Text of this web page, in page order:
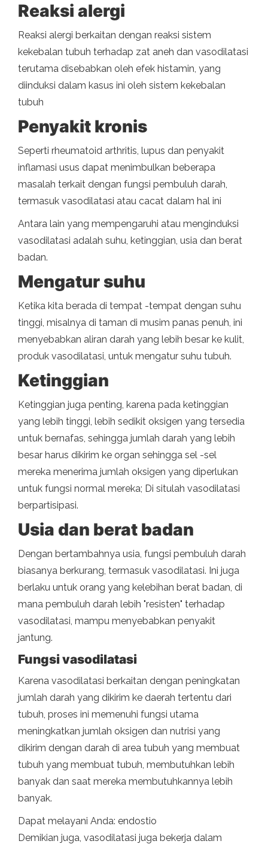
Reaksi alergi
Reaksi alergi berkaitan dengan reaksi sistem
kekebalan tubuh terhadap zat aneh dan vasodilatasi
terutama disebabkan oleh efek histamin, yang
diinduksi dalam kasus ini oleh sistem kekebalan
tubuh
Penyakit kronis
Seperti rheumatoid arthritis, lupus dan penyakit
inflamasi usus dapat menimbulkan beberapa
masalah terkait dengan fungsi pembuluh darah,
termasuk vasodilatasi atau cacat dalam hal ini
Antara lain yang mempengaruhi atau menginduksi
vasodilatasi adalah suhu, ketinggian, usia dan berat
badan.
Mengatur suhu
Ketika kita berada di tempat -tempat dengan suhu
tinggi, misalnya di taman di musim panas penuh, ini
menyebabkan aliran darah yang lebih besar ke kulit,
produk vasodilatasi, untuk mengatur suhu tubuh.
Ketinggian
Ketinggian juga penting, karena pada ketinggian
yang lebih tinggi, lebih sedikit oksigen yang tersedia
untuk bernafas, sehingga jumlah darah yang lebih
besar harus dikirim ke organ sehingga sel -sel
mereka menerima jumlah oksigen yang diperlukan
untuk fungsi normal mereka; Di situlah vasodilatasi
berpartisipasi.
Usia dan berat badan
Dengan bertambahnya usia, fungsi pembuluh darah
biasanya berkurang, termasuk vasodilatasi. Ini juga
berlaku untuk orang yang kelebihan berat badan, di
mana pembuluh darah lebih "resisten" terhadap
vasodilatasi, mampu menyebabkan penyakit
jantung.
Fungsi vasodilatasi
Karena vasodilatasi berkaitan dengan peningkatan
jumlah darah yang dikirim ke daerah tertentu dari
tubuh, proses ini memenuhi fungsi utama
meningkatkan jumlah oksigen dan nutrisi yang
dikirim dengan darah di area tubuh yang membuat
tubuh yang membuat tubuh, membutuhkan lebih
banyak dan saat mereka membutuhkannya lebih
banyak.
Dapat melayani Anda: endostio
Demikian juga, vasodilatasi juga bekerja dalam